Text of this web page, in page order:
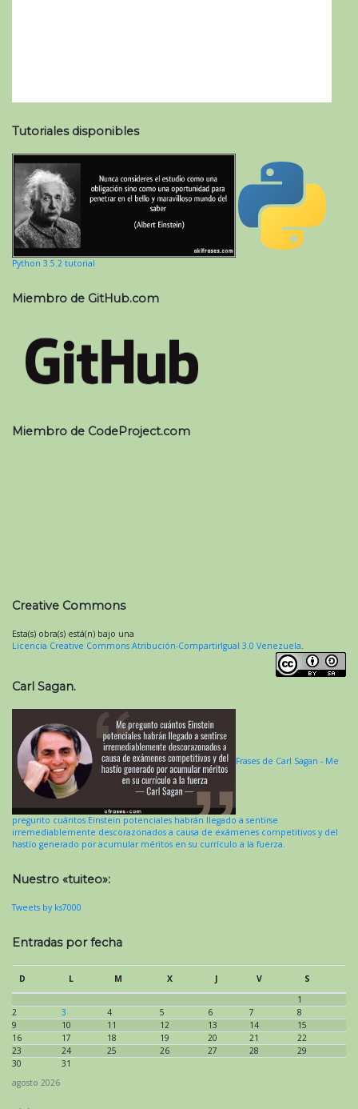
Tutoriales disponibles
Python 3.5.2 tutorial
Miembro de GitHub.com
Miembro de CodeProject.com
Creative Commons
Esta(s) obra(s) está(n) bajo una
Licencia Creative Commons Atribución-CompartirIgual 3.0 Venezuela.
Carl Sagan.
Frases de Carl Sagan - Me
pregunto cuántos Einstein potenciales habrán llegado a sentirse
irremediablemente descorazonados a causa de exámenes competitivos y del
hastío generado por acumular méritos en su currículo a la fuerza.
Nuestro «tuiteo»:
Tweets by ks7000
Entradas por fecha
agosto 2026
D L M X J V
S
1
2
3 4 5 6 7
8
9
10 11 12 13 14
15
16
17 18 19 20 21
22
23
24 25 26 27 28
29
30
31